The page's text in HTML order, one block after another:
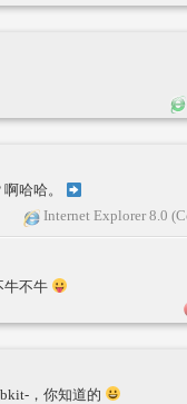
哈哈。
Internet Explorer 8.0
牛不牛
，你知道的